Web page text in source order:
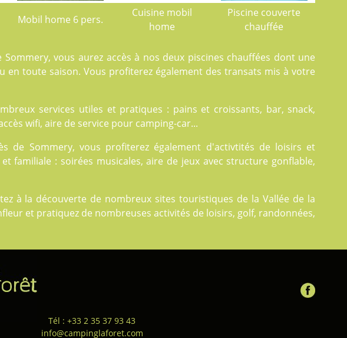
Mobil home 6 pers.
Cuisine mobil
home
Piscine couverte
chauffée
vous aurez accès à nos deux piscines chauffées dont une
toute saison. Vous profiterez également des transats mis à votre
services utiles et pratiques : pains et croissants, bar, snack,
wifi, aire de service pour camping-car...
de Sommery, vous profiterez également d'activtités de loisirs et
familiale : soirées musicales, aire de jeux avec structure gonflable,
à la découverte de nombreux sites touristiques de la Vallée de la
et pratiquez de nombreuses activités de loisirs, golf, randonnées,
Tél : +33 2 35 37 93 43
info@campinglaforet.com